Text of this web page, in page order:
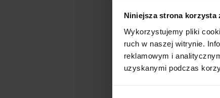
Niniejsza strona korzysta
Wykorzystujemy pliki
ruch w naszej witrynie.
reklamowym i
uzyskanymi podczas